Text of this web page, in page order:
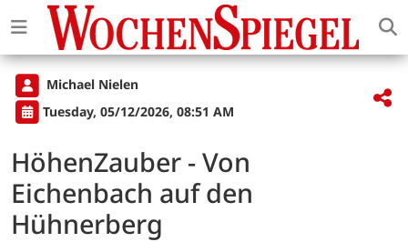
Michael Nielen
Tuesday, 05/12/2026, 08:51 AM
HöhenZauber - Von
Eichenbach auf den
Hühnerberg